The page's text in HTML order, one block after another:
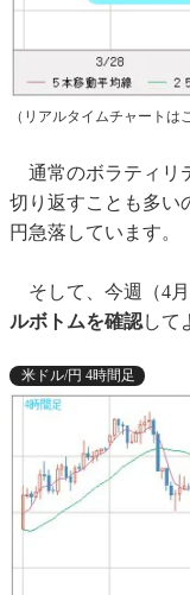
（リアルタイムチャートは
通常のボラティリ
切り返すことも多い
円急落しています。
そして、今週（4
ルボトムを確認して
米ドル/円 4時間足